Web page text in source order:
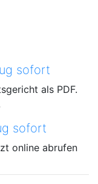
sofort
als PDF.
sofort
online abrufen